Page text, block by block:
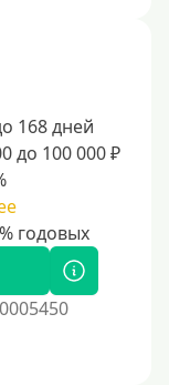
168 дней
до 100 000 ₽